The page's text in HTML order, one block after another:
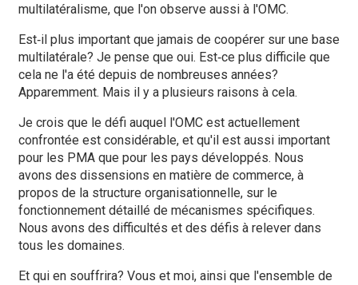
multilatéralisme, que l'on observe aussi à l'OMC.
Est‑il plus important que jamais de coopérer sur une base
multilatérale? Je pense que oui. Est‑ce plus difficile que
cela ne l'a été depuis de nombreuses années?
Apparemment. Mais il y a plusieurs raisons à cela.
Je crois que le défi auquel l'OMC est actuellement
confrontée est considérable, et qu'il est aussi important
pour les PMA que pour les pays développés. Nous
avons des dissensions en matière de commerce, à
propos de la structure organisationnelle, sur le
fonctionnement détaillé de mécanismes spécifiques.
Nous avons des difficultés et des défis à relever dans
tous les domaines.
Et qui en souffrira? Vous et moi, ainsi que l'ensemble de